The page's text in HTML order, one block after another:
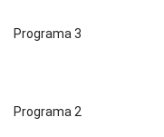
Programa 3
Programa 2